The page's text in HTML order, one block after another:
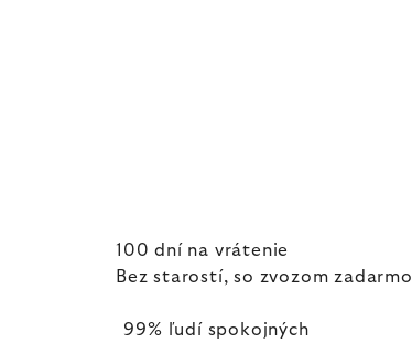
100 dní na vrátenie
Bez starostí, so zvozom zadarmo
99% ľudí spokojných